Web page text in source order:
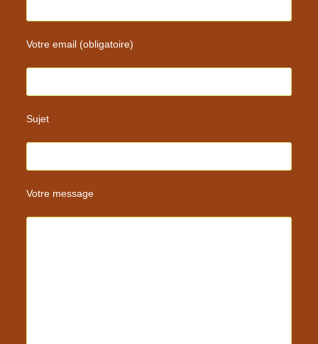
Votre email (obligatoire)
Sujet
Votre message